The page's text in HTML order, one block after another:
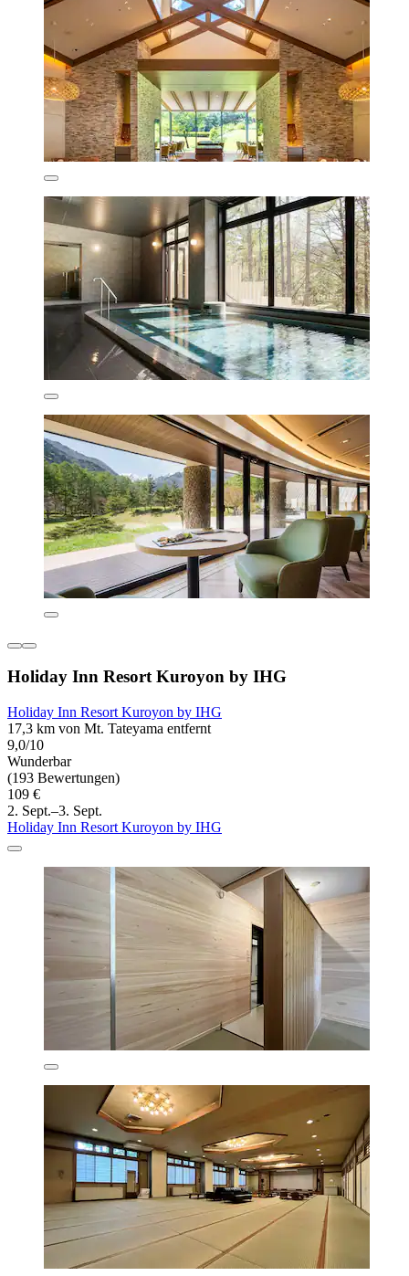
Holiday Inn Resort Kuroyon by IHG
Holiday Inn Resort Kuroyon by IHG
17,3 km von Mt. Tateyama entfernt
9,0/10
Wunderbar
(193 Bewertungen)
109 €
2. Sept.–3. Sept.
Holiday Inn Resort Kuroyon by IHG